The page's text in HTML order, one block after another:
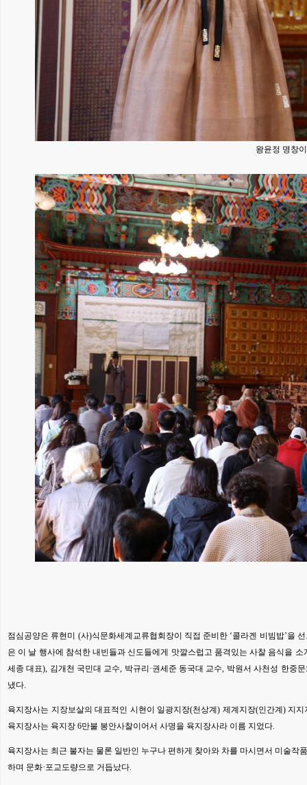
왕윤정 명창
점심공양은 류현미 (사)식문화세계교류협회장이 직접 준비한 ‘콜라겐 비빔밥’을
은 이 날 행사에 참석한 내빈들과 신도들에게 맛깔스럽고 품격있는 사찰 음식을
세종 대표), 김개천 국민대 교수, 박규리·권세준 동국대 교수, 박원서 사천성 한중
냈다.
육지장사는 지장보살의 대표적인 시현이 일광지장(천상계) 제계지장(인간계) 지
육지장사는 육지장 6만불 봉안사찰이어서 사명을 육지장사라 이름 지었다.
육지장사는 최근 불자는 물론 일반인 누구나 편하게 찾아와 차를 마시면서 미술작
하며 문화·포교도량으로 거듭났다.